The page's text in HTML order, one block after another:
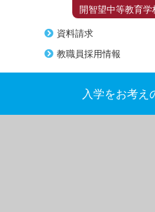
開智望中等教育学
資料請求
教職員採用情報
入学をお考え